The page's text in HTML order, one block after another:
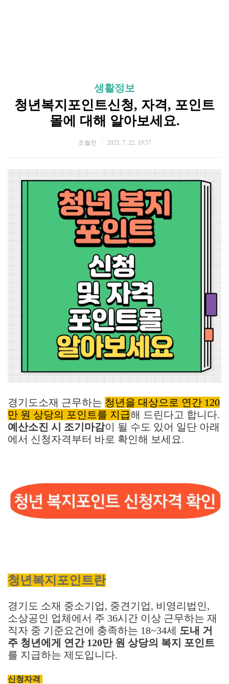
생활정보
청년복지포인트신청, 자격, 포인트
몰에 대해 알아보세요.
조월천 2023. 7. 22. 19:57
경기도소재 근무하는 청년을 대상으로 연간 120
만 원 상당의 포인트를 지급해 드린다고 합니다.
예산소진 시 조기마감이 될 수도 있어 일단 아래
에서 신청자격부터 바로 확인해 보세요.
청년복지포인트란
경기도 소재 중소기업, 중견기업, 비영리법인,
소상공인 업체에서 주 36시간 이상 근무하는 재
직자 중 기준요건에 충족하는 18~34세 도내 거
주 청년에게 연간 120만 원 상당의 복지 포인트
를 지급하는 제도입니다.
신청자격